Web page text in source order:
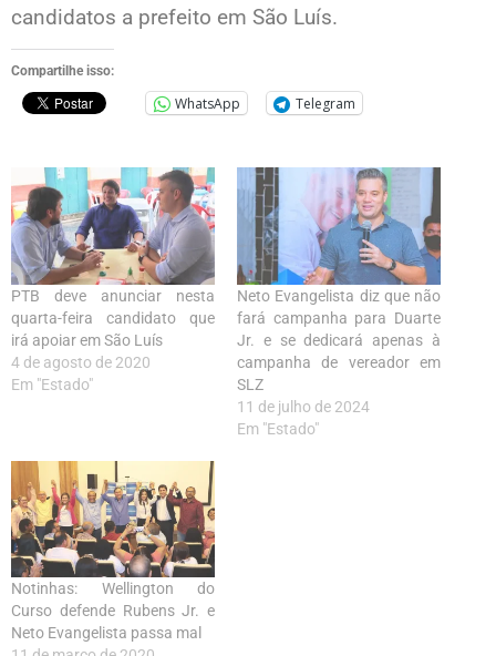
candidatos a prefeito em São Luís.
Compartilhe isso:
WhatsApp Telegram
PTB deve anunciar nesta
quarta-feira candidato que
irá apoiar em São Luís
4 de agosto de 2020
Em "Estado"
Neto Evangelista diz que não
fará campanha para Duarte
Jr. e se dedicará apenas à
campanha de vereador em
SLZ
11 de julho de 2024
Em "Estado"
Notinhas: Wellington do
Curso defende Rubens Jr. e
Neto Evangelista passa mal